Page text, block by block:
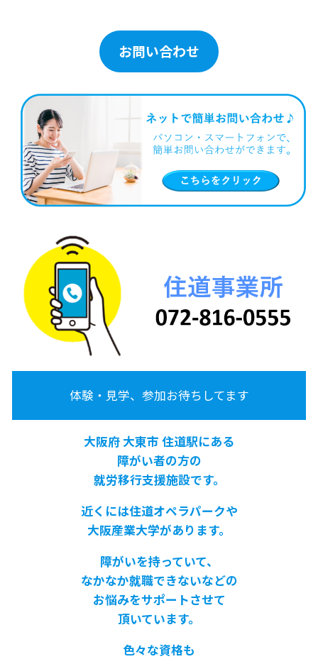
お問い合わせ
体験・見学、参加お待ちしてます
大阪府 大東市 住道駅にある
障がい者の方の
就労移行支援施設です。
近くには住道オペラパークや
大阪産業大学があります。
障がいを持っていて、
なかなか就職できないなどの
お悩みをサポートさせて
頂いています。
色々な資格も